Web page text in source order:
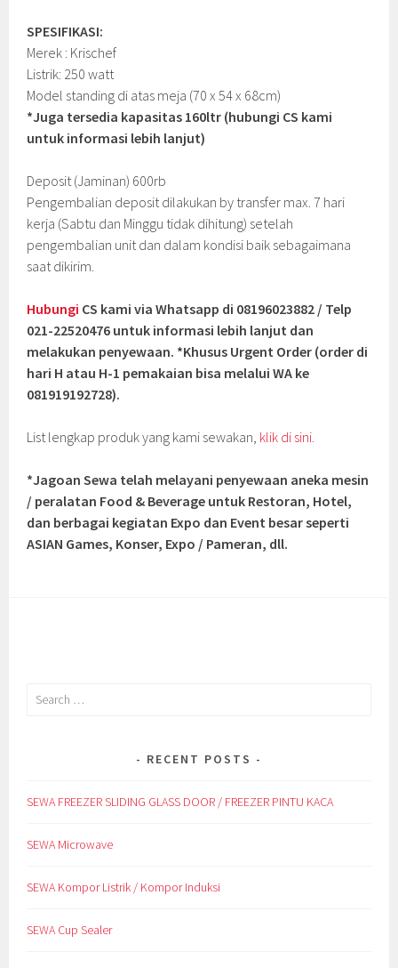
SPESIFIKASI:
Merek : Krischef
Listrik: 250 watt
Model standing di atas meja (70 x 54 x 68cm)
*Juga tersedia kapasitas 160ltr (hubungi CS kami
untuk informasi lebih lanjut)
Deposit (Jaminan) 600rb
Pengembalian deposit dilakukan by transfer max. 7 hari
kerja (Sabtu dan Minggu tidak dihitung) setelah
pengembalian unit dan dalam kondisi baik sebagaimana
saat dikirim.
Hubungi CS kami via Whatsapp di 08196023882 / Telp
021-22520476 untuk informasi lebih lanjut dan
melakukan penyewaan. *Khusus Urgent Order (order di
hari H atau H-1 pemakaian bisa melalui WA ke
081919192728).
List lengkap produk yang kami sewakan, klik di sini.
*Jagoan Sewa telah melayani penyewaan aneka mesin
/ peralatan Food & Beverage untuk Restoran, Hotel,
dan berbagai kegiatan Expo dan Event besar seperti
ASIAN Games, Konser, Expo / Pameran, dll.
Search
RECENT POSTS
SEWA FREEZER SLIDING GLASS DOOR / FREEZER PINTU KACA
SEWA Microwave
SEWA Kompor Listrik / Kompor Induksi
SEWA Cup Sealer